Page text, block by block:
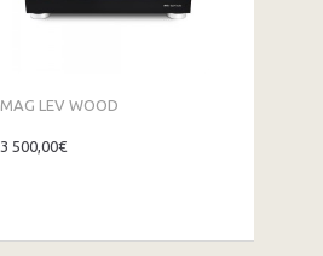
MAG LEV WOOD
3 500,00€